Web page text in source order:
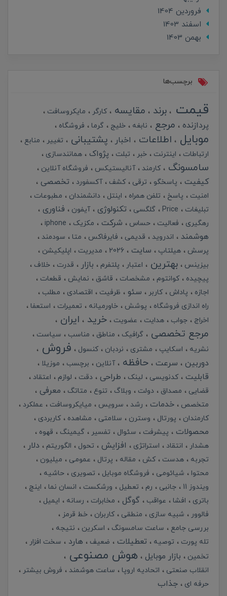
فروردین 1404
اسفند 1403
بهمن 1403
برچسب‌ها
قیمت برند مقایسه کارگر مایکروسافت
پردازنده مرجع نابغه خلیج گرما فروشگاه
موبایل اطلاعات اخبار پشتیبانی تغییر
منابع
ارتباطات
اینترنت خبر تبلت پژواک همانندسازی
سامسونگ کارمند آنالیستیکس فروشگاه آنلاین
کیفیت پاسخگو ترقی کشف آکسفورد تخصصی
امنیت پاسخ تلفن همراه اینتل دانشمندان
مطبوعات
تبلیغات
Price گلگسی تکنولوژی آیفون فناوری
رهگیری فعالیت حساس شرکت مکزیک iphone
هوشمند اندروید قدیمی فایرفاکس متا
سودمند
پرسش
هیلتاپ سایت 2026 مدیریت
اپلیکیشن
بیزینس
بهترین اعتبار پلتفرم بازار قدرت
خلاف
پیچیده
کوانتوم مشخصات قاشق نمایش
قطعات
اجازه
پاداش کاربر سئو ظرفیت اقتصادی
مطلب
راه اندازی فروشگاه
پوشش خاورمیانه تعمیرات
استعفا
اخراج
جواب هدایت عضویت خرید
ایران
مرجع تخصصی
گرافیک مناطق مناسب
سیاست
نشریه
اسکایپ مشتری نردبان کنسول فروش
دوربین سرعت حافظه آنلاین برچسب موزیلا
قابلیت کدنویسی لینک طراحی دقت لوازم
اعتقاد
قضایی
مصداق دولت وبلاگ تنوع متاتگ معرفی
متخصص خدمات رشد سرویس میایکروسافت
عملکرد
کارمندان
پورتال وسترن سلامتی مشاهده کاربردی
محصولات پیشرفت سئوال تفسیر گیمینگ
قهوه
هشدار
انتقاد استراتژی افزایش تحول الگوریتم دلار
تجربه هدست کش مقاله پرتال عمومی
میلیون
محتوا
شیائومی فروشگاه موبایل تصویری
حاشیه
ویندوز 11
جانبی رم تعطیل ورشکست انسان نما
اینچ
باتری
افشا عواقب گوگل مخابرات رسانه
ایمیل
فالوور
شبیه سازی منطقی کاربران
خط قرمز
بررسی جامع
ساعت سامسونگ اسکرین
نتیجه
تله پورت
توصیه تعطیلات ضعیف هارد
سخت افزار
تخمین
بازار موبایل هوش مصنوعی
انقلاب صنعتی اتحادیه اروپا ساعت هوشمند
فروش بیشتر
حرفه ای
جذاب